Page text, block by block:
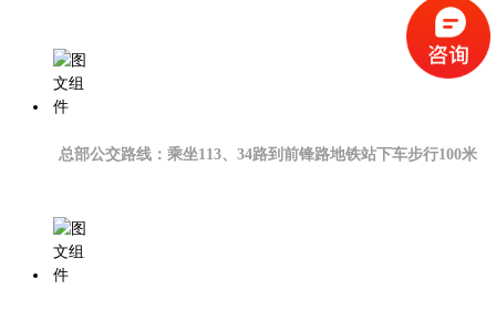
总部公交路线：乘坐113、34路到前锋路地铁站下车步行100米